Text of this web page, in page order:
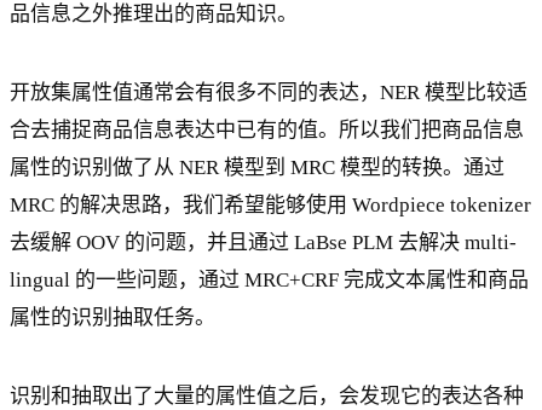
品信息之外推理出的商品知识。
开放集属性值通常会有很多不同的表达，NER 模型比较适
合去捕捉商品信息表达中已有的值。所以我们把商品信息
属性的识别做了从 NER 模型到 MRC 模型的转换。通过
MRC 的解决思路，我们希望能够使用 Wordpiece tokenizer
去缓解 OOV 的问题，并且通过 LaBse PLM 去解决 multi-
lingual 的一些问题，通过 MRC+CRF 完成文本属性和商品
属性的识别抽取任务。
识别和抽取出了大量的属性值之后，会发现它的表达各种